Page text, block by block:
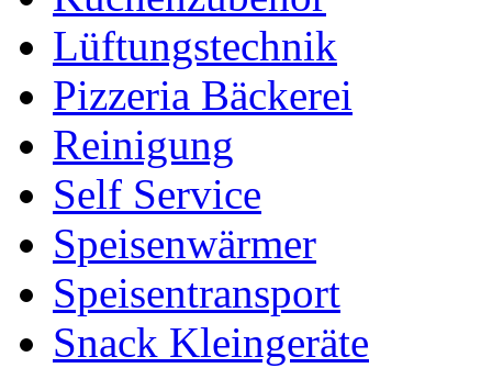
Lüftungstechnik
Pizzeria Bäckerei
Reinigung
Self Service
Speisenwärmer
Speisentransport
Snack Kleingeräte